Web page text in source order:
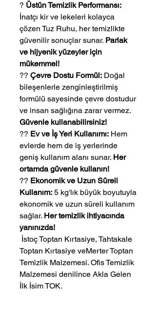
? Üstün Temizlik Performansı:
İnatçı kir ve lekeleri kolayca
çözen Tuz Ruhu, her temizlikte
güvenilir sonuçlar sunar. Parlak
ve hijyenik yüzeyler için
mükemmel!
?? Çevre Dostu Formül: Doğal
bileşenlerle zenginleştirilmiş
formülü sayesinde çevre dostudur
ve insan sağlığına zarar vermez.
Güvenle kullanabilirsiniz!
?? Ev ve İş Yeri Kullanımı: Hem
evlerde hem de iş yerlerinde
geniş kullanım alanı sunar. Her
ortamda güvenle kullanın!
?? Ekonomik ve Uzun Süreli
Kullanım: 5 kg'lık büyük boyutuyla
ekonomik ve uzun süreli kullanım
sağlar. Her temizlik ihtiyacında
yanınızda!
Toptan Kırtasiye veMerter Toptan
Temizlik Malzemesi. Ofis Temizlik
Malzemesi denilince Akla Gelen
İlk İsim TOK.